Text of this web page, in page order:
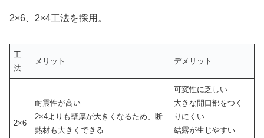
2×6、2×4工法を採用。
工
法
メリット デメリット
2×6
耐震性が高い
2×4よりも壁厚が大きくなるため、断
熱材も大きくできる
可変性に乏しい
大きな開口部をつく
りにくい
結露が生じやすい